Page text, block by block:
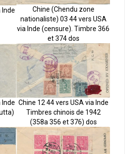
Inde
Chine (Chendu zone
nationaliste) 03 44 vers USA
via Inde (censure). Timbre 366
et 374 dos
Inde Chine 12 44 vers USA via Inde
Timbres chinois de 1942
(358a 356 et 376) dos